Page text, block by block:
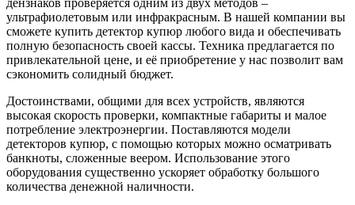
ультрафиолетовым или инфракрасным. В нашей компании вы
сможете купить детектор купюр любого вида и обеспечивать
полную безопасность своей кассы. Техника предлагается по
привлекательной цене, и её приобретение у нас позволит вам
сэкономить солидный бюджет.
Достоинствами, общими для всех устройств, являются
высокая скорость проверки, компактные габариты и малое
потребление электроэнергии. Поставляются модели
детекторов купюр, с помощью которых можно осматривать
банкноты, сложенные веером. Использование этого
оборудования существенно ускоряет обработку большого
количества денежной наличности.